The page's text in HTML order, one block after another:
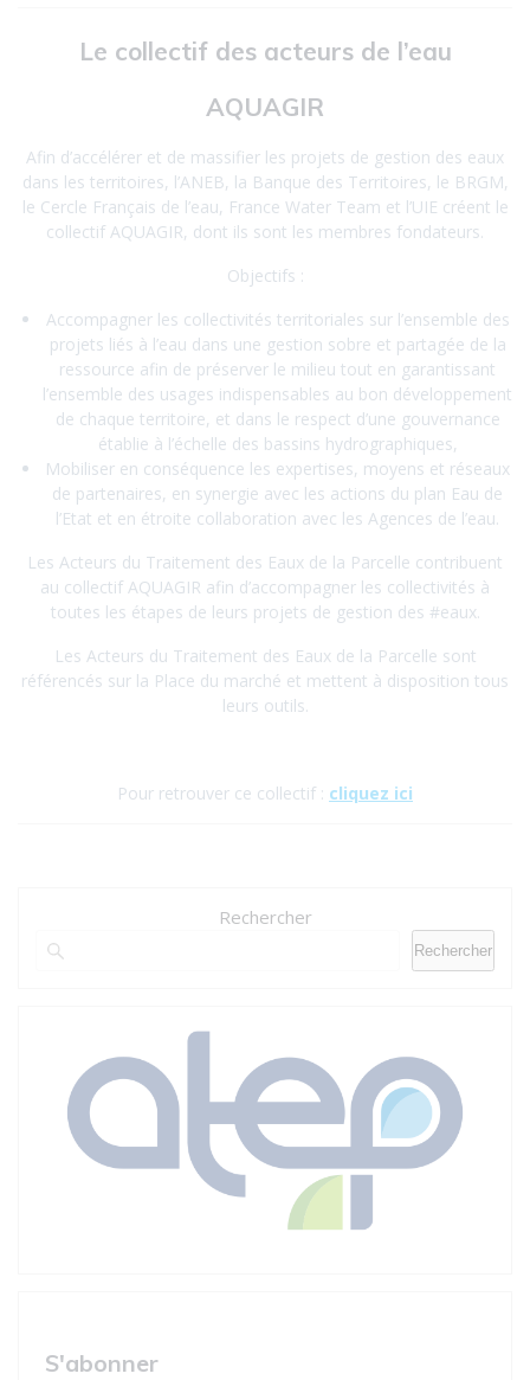
Le collectif des acteurs de l’eau
AQUAGIR
Afin d’accélérer et de massifier les projets de gestion des eaux
dans les territoires, l’ANEB, la Banque des Territoires, le BRGM,
le Cercle Français de l’eau, France Water Team et l’UIE créent le
collectif AQUAGIR, dont ils sont les membres fondateurs.
Objectifs :
Accompagner les collectivités territoriales sur l’ensemble des
projets liés à l’eau dans une gestion sobre et partagée de la
ressource afin de préserver le milieu tout en garantissant
l’ensemble des usages indispensables au bon développement
de chaque territoire, et dans le respect d’une gouvernance
établie à l’échelle des bassins hydrographiques,
Mobiliser en conséquence les expertises, moyens et réseaux
de partenaires, en synergie avec les actions du plan Eau de
l’Etat et en étroite collaboration avec les Agences de l’eau.
Les Acteurs du Traitement des Eaux de la Parcelle contribuent
au collectif AQUAGIR afin d’accompagner les collectivités à
toutes les étapes de leurs projets de gestion des #eaux.
Les Acteurs du Traitement des Eaux de la Parcelle sont
référencés sur la Place du marché et mettent à disposition tous
leurs outils.
Pour retrouver ce collectif : cliquez ici
Rechercher
Rechercher
S'abonner